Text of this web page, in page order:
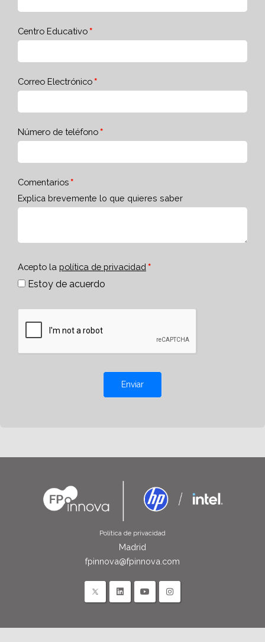
Centro Educativo
Correo Electrónico
Número de teléfono
Comentarios
Explica brevemente lo que quieres saber
Acepto la política de privacidad
Estoy de acuerdo
Enviar
Política de privacidad
Madrid
fpinnova@fpinnova.com